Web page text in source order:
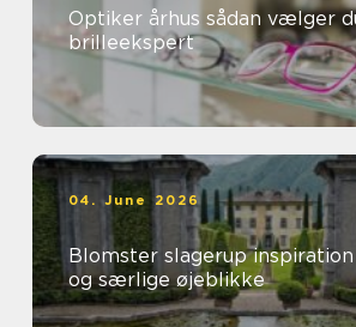
Optiker århus sådan vælger du den rette
brilleekspert
04. June 2026
Blomster slagerup inspiration til hverdag
og særlige øjeblikke